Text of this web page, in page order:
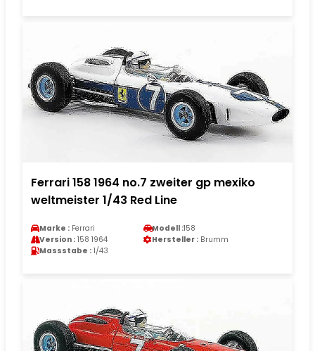
Ferrari 158 1964 no.7 zweiter gp mexiko
weltmeister 1/43 Red Line
Marke : Ferrari Modell :158
Version : 158 1964 Hersteller : Brumm
Massstabe : 1/43